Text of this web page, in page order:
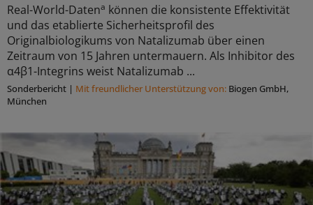
Real-World-Datena können die konsistente Effektivität
und das etablierte Sicherheitsprofil des
Originalbiologikums von Natalizumab über einen
Zeitraum von 15 Jahren untermauern. Als Inhibitor des
α4β1-Integrins weist Natalizumab ...
Sonderbericht | Mit freundlicher Unterstützung von: Biogen GmbH,
München